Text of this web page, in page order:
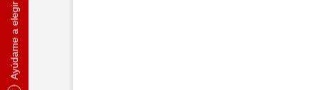
Ayúdame a elegir